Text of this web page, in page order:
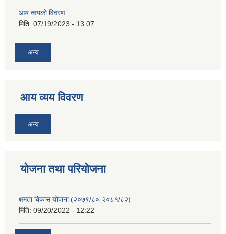
आय व्वयको विवरण
मिति: 07/19/2023 - 13:07
अन्य
आय व्यय विवरण
अन्य
याेजना तथा परियाेजना
क्षमता बिकास योजना (२०७९/८०-२०८१/८२)
मिति: 09/20/2022 - 12:22